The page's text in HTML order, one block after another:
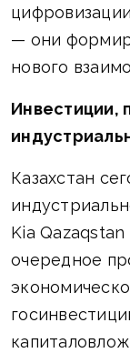
— они
нового
Инвестиции,
Казахстан
Kia
очередное